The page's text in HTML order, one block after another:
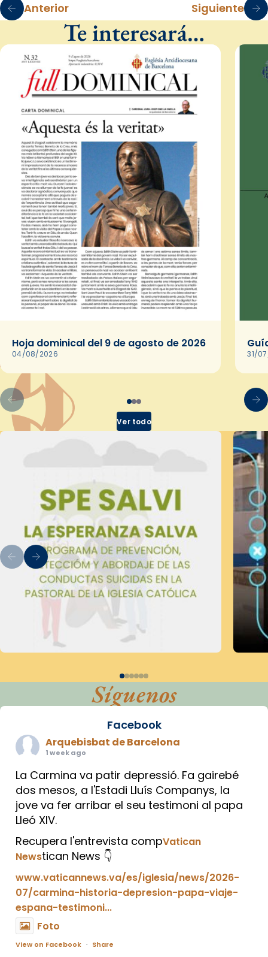
Anterior Siguiente
Te interesará…
Hoja dominical del 9 de agosto de 2026
04/08/2026 31/
Ver todo
Síguenos
Facebook
Arquebisbat de Barcelona
1 week ago
La Carmina va patir depressió. Fa gairebé
dos mesos, a l'Estadi Lluís Companys, la
jove va fer arribar el seu testimoni al papa
Lleó XIV.
Recupera l'entrevista compVatican
Newstican News 👇
www.vaticannews.va/es/iglesia/news/2026-
07/carmina-historia-depresion-papa-viaje-
espana-testimoni...
Foto
View on Facebook · Share